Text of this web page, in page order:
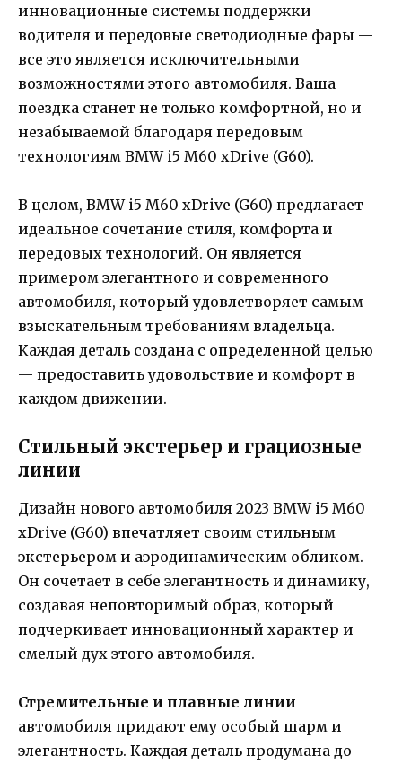
инновационные системы поддержки
водителя и передовые светодиодные фары —
все это является исключительными
возможностями этого автомобиля. Ваша
поездка станет не только комфортной, но и
незабываемой благодаря передовым
технологиям BMW i5 M60 xDrive (G60).
В целом, BMW i5 M60 xDrive (G60) предлагает
идеальное сочетание стиля, комфорта и
передовых технологий. Он является
примером элегантного и современного
автомобиля, который удовлетворяет самым
взыскательным требованиям владельца.
Каждая деталь создана с определенной целью
— предоставить удовольствие и комфорт в
каждом движении.
Стильный экстерьер и грациозные
линии
Дизайн нового автомобиля 2023 BMW i5 M60
xDrive (G60) впечатляет своим стильным
экстерьером и аэродинамическим обликом.
Он сочетает в себе элегантность и динамику,
создавая неповторимый образ, который
подчеркивает инновационный характер и
смелый дух этого автомобиля.
Стремительные и плавные линии
автомобиля придают ему особый шарм и
элегантность. Каждая деталь продумана до